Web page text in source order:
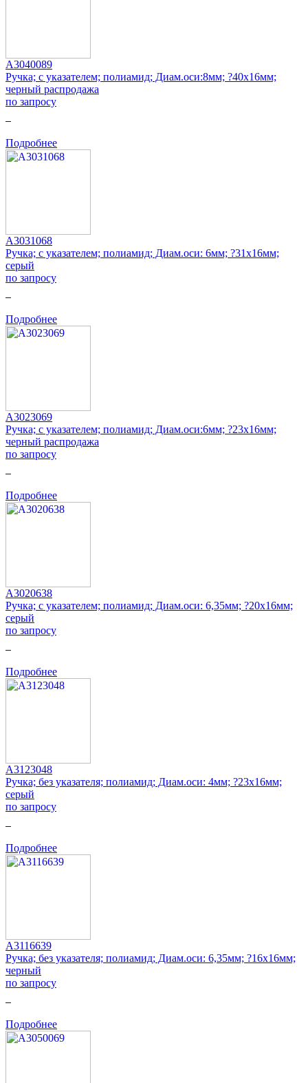
A3040089
Ручка; с указателем; полиамид; Диам.оси:8мм; ?40x16мм;
черный распродажа
по запросу
Подробнее
A3031068
Ручка; с указателем; полиамид; Диам.оси: 6мм; ?31x16мм;
серый
по запросу
Подробнее
A3023069
Ручка; с указателем; полиамид; Диам.оси:6мм; ?23x16мм;
черный распродажа
по запросу
Подробнее
A3020638
Ручка; с указателем; полиамид; Диам.оси: 6,35мм; ?20x16мм;
серый
по запросу
Подробнее
A3123048
Ручка; без указателя; полиамид; Диам.оси: 4мм; ?23x16мм;
серый
по запросу
Подробнее
A3116639
Ручка; без указателя; полиамид; Диам.оси: 6,35мм; ?16x16мм;
черный
по запросу
Подробнее